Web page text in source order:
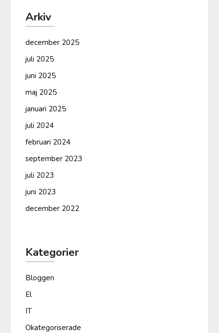
Arkiv
december 2025
juli 2025
juni 2025
maj 2025
januari 2025
juli 2024
februari 2024
september 2023
juli 2023
juni 2023
december 2022
Kategorier
Bloggen
El
IT
Okategoriserade